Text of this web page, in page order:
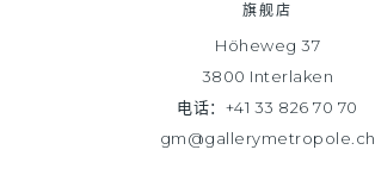
旗舰店
Höheweg 37
3800 Interlaken
电话：+41 33 826 70 70
gm@gallerymetropole.ch